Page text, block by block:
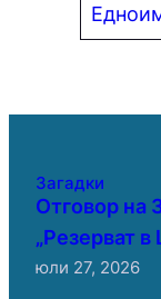
Загадки
Отговор на
„Резерват
юли 27, 2026